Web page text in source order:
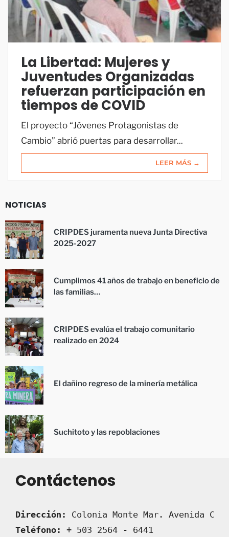
La Libertad: Mujeres y
Juventudes Organizadas
refuerzan participación en
tiempos de COVID
El proyecto “Jóvenes Protagonistas de
Cambio” abrió puertas para desarrollar...
LEER MÁS →
NOTICIAS
CRIPDES juramenta nueva Junta Directiva
2025-2027
Cumplimos 41 años de trabajo en beneficio de
las familias…
CRIPDES evalúa el trabajo comunitario
realizado en 2024
El dañino regreso de la minería metálica
Suchitoto y las repoblaciones
Contáctenos
Dirección:
Colonia Monte Mar. Avenida
Teléfono:
+ 503 2564 - 6441